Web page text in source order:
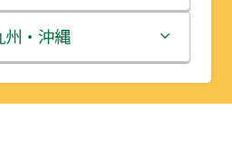
秋田県
山形県
埼玉県
千葉県
石川県
福井県
滋賀県
京都府
鳥取県
島根県
州・沖縄
福岡県